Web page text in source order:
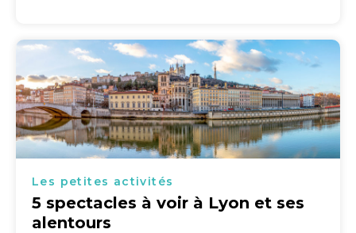
Les petites activités
5 spectacles à voir à Lyon et ses
alentours